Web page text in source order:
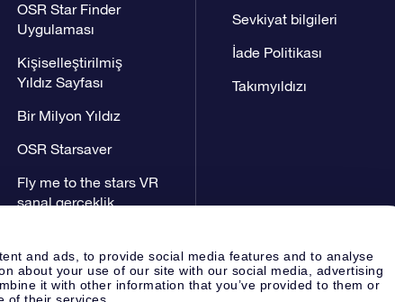
and ads, to provide social media features and to analyse
about your use of our site with our social media, advertising
it with other information that you’ve provided to them or
OSR Star Finder
Uygulaması
Kişiselleştirilmiş
Yıldız Sayfası
Bir Milyon Yıldız
OSR Starsaver
Fly me to the stars VR
sanal gerçeklik
Sevkiyat bilgileri
İade Politikası
Takımyıldızı